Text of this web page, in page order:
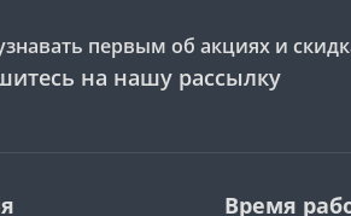
первым об акциях и
на нашу рассылку
Время